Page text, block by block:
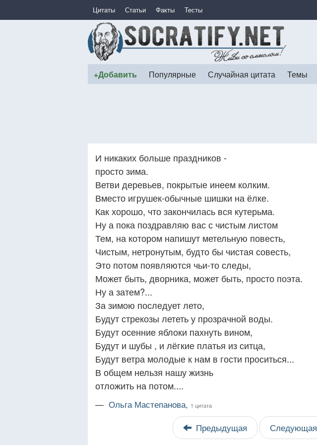
Цитаты Статьи Факты Тесты
+Добавить Популярные Случайная цитата Темы
И никaких больше праздников -
просто зима.
Ветви деревьев, покрытые инеем колким.
Вместо игрушек-обычные шишки на ёлке.
Как хорошо, что закончилась вся кутерьма.
Ну а пока поздравляю вас с чистым листом
Тем, на котором напишут метельную повесть,
Чистым, нетронутым, будто бы чистая совесть,
Это потом появляются чьи-то следы,
Может быть, дворника, может быть, просто поэта.
Ну а затем?...
За зимою последует лето,
Будут стрекозы лететь у прозрачной воды.
Будут осенние яблоки пахнуть вином,
Будут и шубы , и лёгкие платья из ситца,
Будут ветра молодые к нам в гости проситься...
В общем нельзя нашу жизнь
отложить на потом....
— Ольга Мастепанова, 1 цитата
Предыдущая Следующая